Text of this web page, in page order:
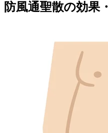
防風通聖散の効果